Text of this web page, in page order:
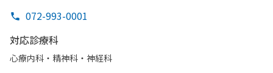
072-993-0001
対応診療科
心療内科・​精神科・神経科